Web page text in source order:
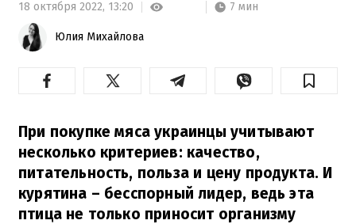
18 октября 2022, 13:20 7 мин
Юлия Михайлова
При покупке мяса украинцы учитывают
несколько критериев: качество,
питательность, польза и цену продукта. И
курятина – бесспорный лидер, ведь эта
птица не только приносит организму